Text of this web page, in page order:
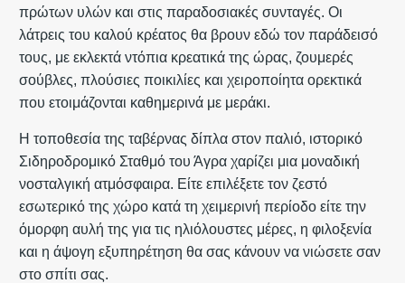
πρώτων υλών και στις παραδοσιακές συνταγές. Οι
λάτρεις του καλού κρέατος θα βρουν εδώ τον παράδεισό
τους, με εκλεκτά ντόπια κρεατικά της ώρας, ζουμερές
σούβλες, πλούσιες ποικιλίες και χειροποίητα ορεκτικά
που ετοιμάζονται καθημερινά με μεράκι.
Η τοποθεσία της ταβέρνας δίπλα στον παλιό, ιστορικό
Σιδηροδρομικό Σταθμό του Άγρα χαρίζει μια μοναδική
νοσταλγική ατμόσφαιρα. Είτε επιλέξετε τον ζεστό
εσωτερικό της χώρο κατά τη χειμερινή περίοδο είτε την
όμορφη αυλή της για τις ηλιόλουστες μέρες, η φιλοξενία
και η άψογη εξυπηρέτηση θα σας κάνουν να νιώσετε σαν
στο σπίτι σας.